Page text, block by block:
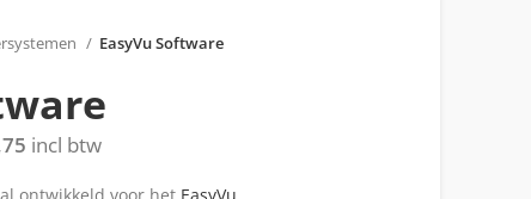
EasyVu Software
incl btw